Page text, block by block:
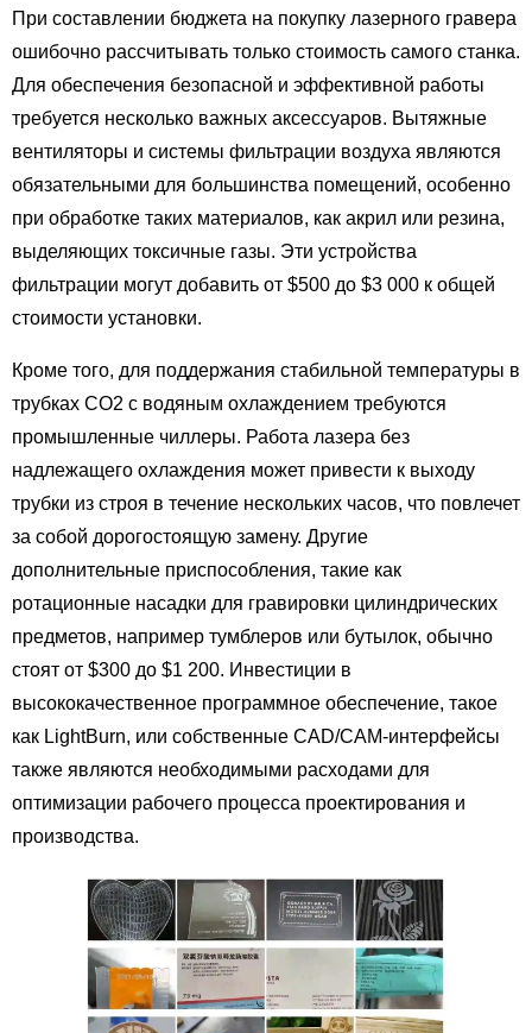
При составлении бюджета на покупку лазерного гравера
ошибочно рассчитывать только стоимость самого станка.
Для обеспечения безопасной и эффективной работы
требуется несколько важных аксессуаров. Вытяжные
вентиляторы и системы фильтрации воздуха являются
обязательными для большинства помещений, особенно
при обработке таких материалов, как акрил или резина,
выделяющих токсичные газы. Эти устройства
фильтрации могут добавить от $500 до $3 000 к общей
стоимости установки.
Кроме того, для поддержания стабильной температуры в
трубках CO2 с водяным охлаждением требуются
промышленные чиллеры. Работа лазера без
надлежащего охлаждения может привести к выходу
трубки из строя в течение нескольких часов, что повлечет
за собой дорогостоящую замену. Другие
дополнительные приспособления, такие как
ротационные насадки для гравировки цилиндрических
предметов, например тумблеров или бутылок, обычно
стоят от $300 до $1 200. Инвестиции в
высококачественное программное обеспечение, такое
как LightBurn, или собственные CAD/CAM-интерфейсы
также являются необходимыми расходами для
оптимизации рабочего процесса проектирования и
производства.